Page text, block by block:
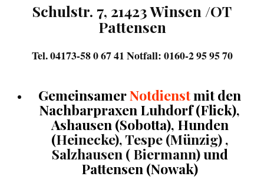
Schulstr. 7, 21423 Winsen /OT
Pattensen
Tel. 04173-58 0 67 41 Notfall: 0160-2 95 95 70
GemeinsamerNotdienstmit den
Nachbarpraxen Luhdorf (Flick),
Ashausen (Sobotta), Hunden
(Heinecke), Tespe (Münzig) ,
Salzhausen ( Biermann)und
Pattensen (Nowak)